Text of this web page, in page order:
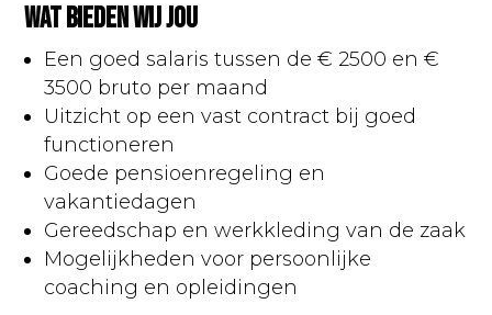
Wat bieden wij jou
Een goed salaris tussen de € 2500 en €
3500 bruto per maand
Uitzicht op een vast contract bij goed
functioneren
Goede pensioenregeling en
vakantiedagen
Gereedschap en werkkleding van de zaak
Mogelijkheden voor persoonlijke
coaching en opleidingen